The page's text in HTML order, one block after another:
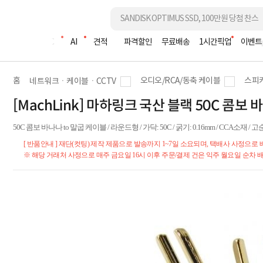
조립PC AI 견적 파격할인 무료배송 1시간픽업 이벤트
홈 네트워크ㆍ케이블ㆍCCTV 오디오/RCA/동축 케이블 스피
[MachLink] 마하링크 국산 블랙 50C 콤보
50C 콤보 바나나 to 말굽 케이블 / 라운드형 / 가닥: 50C / 굵기: 0.16mm / CCA소재 /
[ 반품안내 ] 재단(컷팅) 제작 제품으로 발송까지 1~7일 소요되며, 택배사 사정으
※ 해당 거래처 사정으로 매주 금요일 16시 이후 주문/결제 건은 익주 월요일 순차